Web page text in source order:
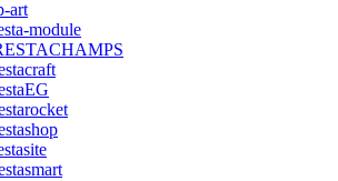
art
module